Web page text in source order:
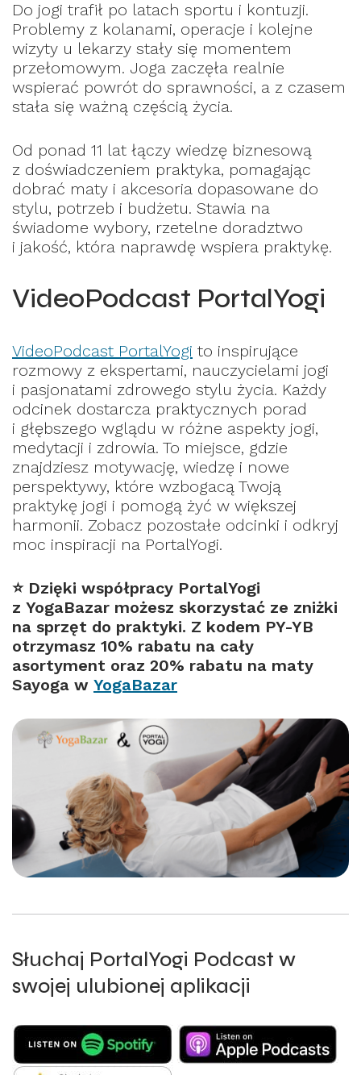
Do jogi trafił po latach sportu i kontuzji.
Problemy z kolanami, operacje i kolejne
wizyty u lekarzy stały się momentem
przełomowym. Joga zaczęła realnie
wspierać powrót do sprawności, a z czasem
stała się ważną częścią życia.
Od ponad 11 lat łączy wiedzę biznesową
z doświadczeniem praktyka, pomagając
dobrać maty i akcesoria dopasowane do
stylu, potrzeb i budżetu. Stawia na
świadome wybory, rzetelne doradztwo
i jakość, która naprawdę wspiera praktykę.
VideoPodcast PortalYogi
VideoPodcast PortalYogi to inspirujące
rozmowy z ekspertami, nauczycielami jogi
i pasjonatami zdrowego stylu życia. Każdy
odcinek dostarcza praktycznych porad
i głębszego wglądu w różne aspekty jogi,
medytacji i zdrowia. To miejsce, gdzie
znajdziesz motywację, wiedzę i nowe
perspektywy, które wzbogacą Twoją
praktykę jogi i pomogą żyć w większej
harmonii. Zobacz pozostałe odcinki i odkryj
moc inspiracji na PortalYogi.
⭐️ Dzięki współpracy PortalYogi
z YogaBazar możesz skorzystać ze zniżki
na sprzęt do praktyki. Z kodem PY-YB
otrzymasz 10% rabatu na cały
asortyment oraz 20% rabatu na maty
Sayoga w YogaBazar
Słuchaj PortalYogi Podcast w
swojej ulubionej aplikacji